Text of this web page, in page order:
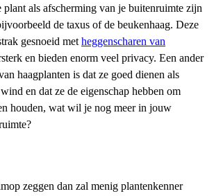
plant als afscherming van je buitenruimte zijn
de taxus of de beukenhaag. Deze
gesnoeid met heggenscharen van
en bieden enorm veel privacy. Een ander
haagplanten is dat ze goed dienen als
en dat ze de eigenschap hebben om
houden, wat wil je nog meer in jouw
zeggen dan zal menig plantenkenner